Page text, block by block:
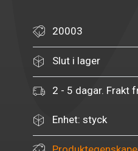
20003
Slut i lager
2 - 5 dagar. Frakt
Enhet: styck